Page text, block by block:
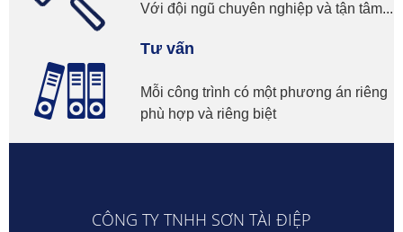
Với đội ngũ chuyên nghiệp và tận tâm...
Tư vấn
Mỗi công trình có một phương án riêng
phù hợp và riêng biệt
CÔNG TY TNHH SƠN TÀI ĐIỆP